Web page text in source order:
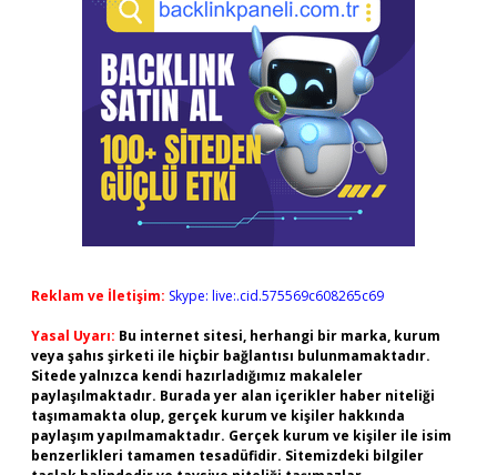
Reklam ve İletişim: Skype: live:.cid.575569c608265c69
Yasal Uyarı: Bu internet sitesi, herhangi bir marka, kurum
veya şahıs şirketi ile hiçbir bağlantısı bulunmamaktadır.
Sitede yalnızca kendi hazırladığımız makaleler
paylaşılmaktadır. Burada yer alan içerikler haber niteliği
taşımamakta olup, gerçek kurum ve kişiler hakkında
paylaşım yapılmamaktadır. Gerçek kurum ve kişiler ile isim
benzerlikleri tamamen tesadüfidir. Sitemizdeki bilgiler